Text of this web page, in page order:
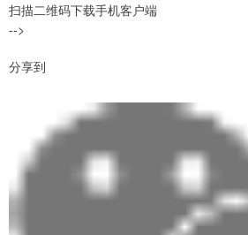
扫描二维码下载手机客户端
-->
分享到